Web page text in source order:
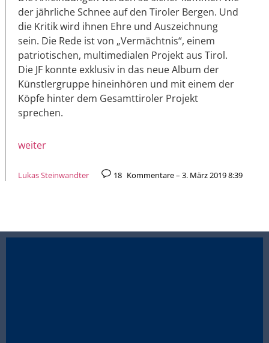
der jährliche Schnee auf den Tiroler Bergen. Und
die Kritik wird ihnen Ehre und Auszeichnung
sein. Die Rede ist von „Vermächtnis“, einem
patriotischen, multimedialen Projekt aus Tirol.
Die JF konnte exklusiv in das neue Album der
Künstlergruppe hineinhören und mit einem der
Köpfe hinter dem Gesamttiroler Projekt
sprechen.
weiter
Lukas Steinwandter 18 Kommentare – 3. März 2019 8:39